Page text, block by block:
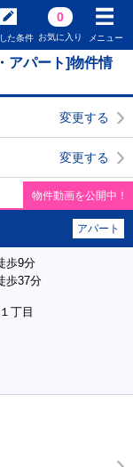
た条件
0
お気に入り メニュー
アパート]物件情
変更する
変更する
物件動画を公開中！
アパート
歩9分
歩37分
丁目